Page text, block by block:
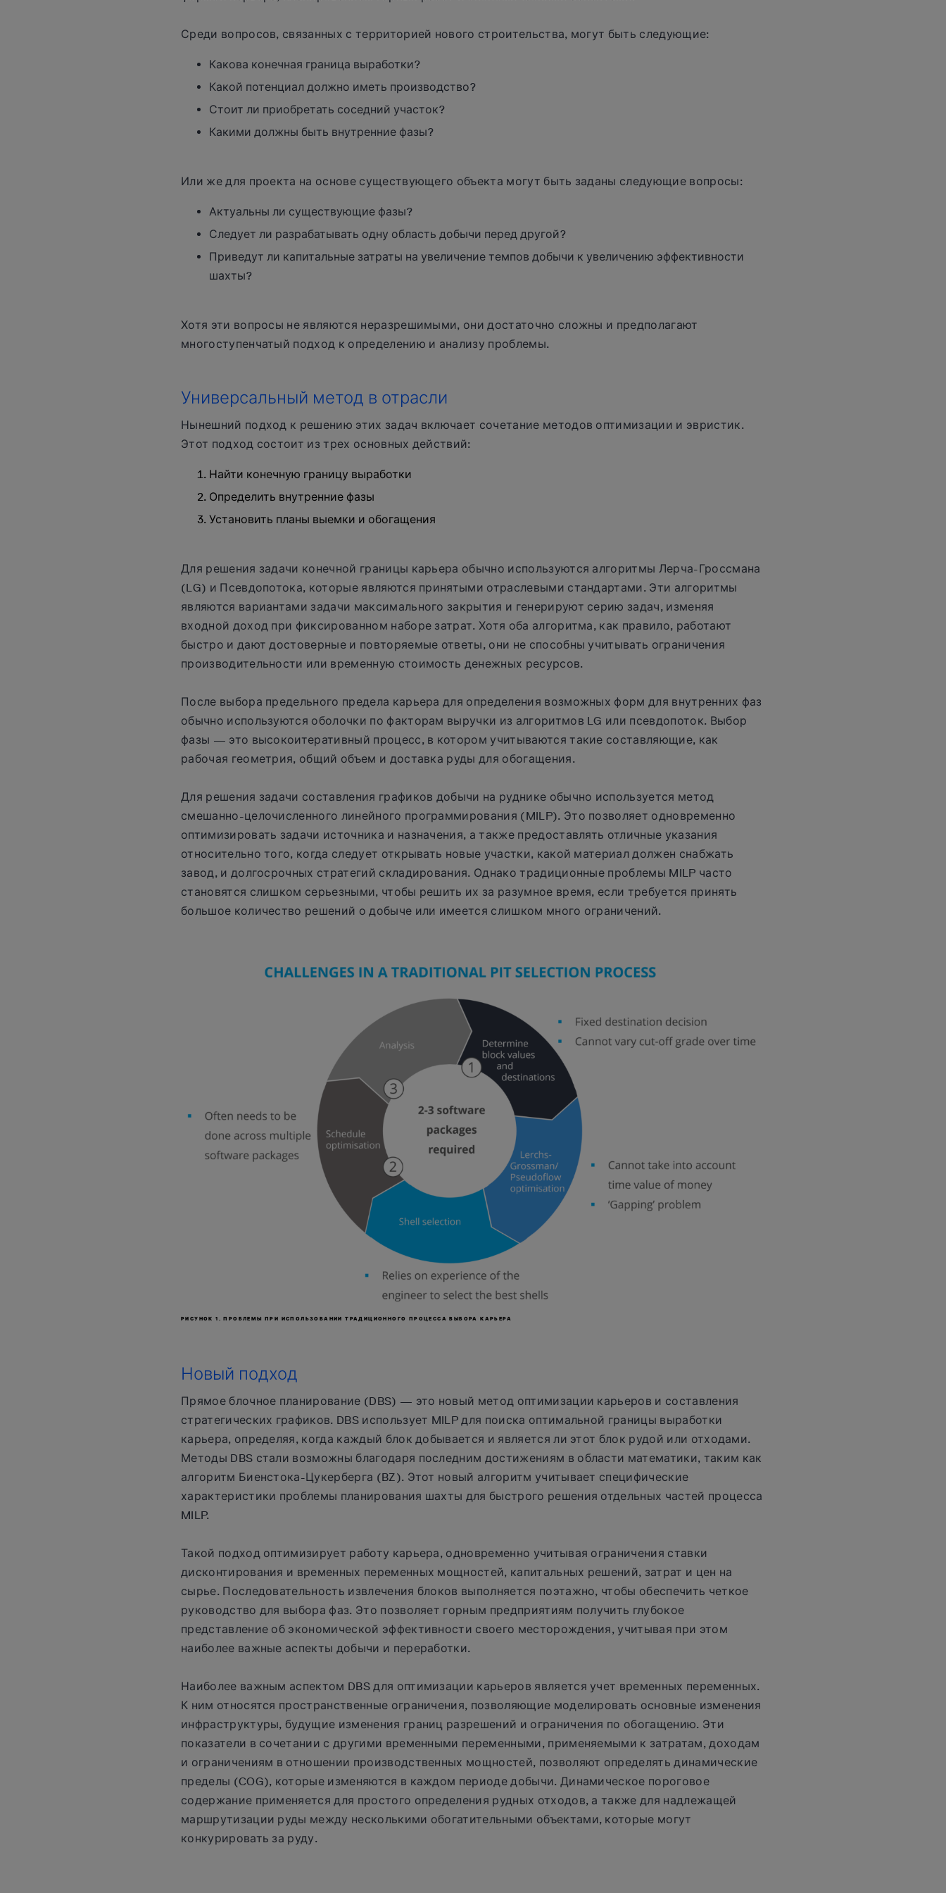
Среди вопросов, связанных с территорией нового строительства, могут быть следующие:
Какова конечная граница выработки?
Какой потенциал должно иметь производство?
Стоит ли приобретать соседний участок?
Какими должны быть внутренние фазы?
Или же для проекта на основе существующего объекта могут быть заданы следующие вопросы:
Актуальны ли существующие фазы?
Следует ли разрабатывать одну область добычи перед другой?
Приведут ли капитальные затраты на увеличение темпов добычи к увеличению эффективности
шахты?
Хотя эти вопросы не являются неразрешимыми, они достаточно сложны и предполагают
многоступенчатый подход к определению и анализу проблемы.
Универсальный метод в отрасли
Нынешний подход к решению этих задач включает сочетание методов оптимизации и эвристик.
Этот подход состоит из трех основных действий:
Найти конечную границу выработки
Определить внутренние фазы
Установить планы выемки и обогащения
Для решения задачи конечной границы карьера обычно используются алгоритмы Лерча-Гроссмана
(LG) и Псевдопотока, которые являются принятыми отраслевыми стандартами. Эти алгоритмы
являются вариантами задачи максимального закрытия и генерируют серию задач, изменяя
входной доход при фиксированном наборе затрат. Хотя оба алгоритма, как правило, работают
быстро и дают достоверные и повторяемые ответы, они не способны учитывать ограничения
производительности или временную стоимость денежных ресурсов.
После выбора предельного предела карьера для определения возможных форм для внутренних фаз
обычно используются оболочки по факторам выручки из алгоритмов LG или псевдопоток. Выбор
фазы — это высокоитеративный процесс, в котором учитываются такие составляющие, как
рабочая геометрия, общий объем и доставка руды для обогащения.
Для решения задачи составления графиков добычи на руднике обычно используется метод
смешанно-целочисленного линейного программирования (MILP). Это позволяет одновременно
оптимизировать задачи источника и назначения, а также предоставлять отличные указания
относительно того, когда следует открывать новые участки, какой материал должен снабжать
завод, и долгосрочных стратегий складирования. Однако традиционные проблемы MILP часто
становятся слишком серьезными, чтобы решить их за разумное время, если требуется принять
большое количество решений о добыче или имеется слишком много ограничений.
РИСУНОК 1. ПРОБЛЕМЫ ПРИ ИСПОЛЬЗОВАНИИ ТРАДИЦИОННОГО ПРОЦЕССА ВЫБОРА КАРЬЕРА
Новый подход
Прямое блочное планирование (DBS) — это новый метод оптимизации карьеров и составления
стратегических графиков. DBS использует MILP для поиска оптимальной границы выработки
карьера, определяя, когда каждый блок добывается и является ли этот блок рудой или отходами.
Методы DBS стали возможны благодаря последним достижениям в области математики, таким как
алгоритм Биенстока-Цукерберга (BZ). Этот новый алгоритм учитывает специфические
характеристики проблемы планирования шахты для быстрого решения отдельных частей процесса
MILP.
Такой подход оптимизирует работу карьера, одновременно учитывая ограничения ставки
дисконтирования и временных переменных мощностей, капитальных решений, затрат и цен на
сырье. Последовательность извлечения блоков выполняется поэтажно, чтобы обеспечить четкое
руководство для выбора фаз. Это позволяет горным предприятиям получить глубокое
представление об экономической эффективности своего месторождения, учитывая при этом
наиболее важные аспекты добычи и переработки.
Наиболее важным аспектом DBS для оптимизации карьеров является учет временных переменных.
К ним относятся пространственные ограничения, позволяющие моделировать основные изменения
инфраструктуры, будущие изменения границ разрешений и ограничения по обогащению. Эти
показатели в сочетании с другими временными переменными, применяемыми к затратам, доходам
и ограничениям в отношении производственных мощностей, позволяют определять динамические
пределы (COG), которые изменяются в каждом периоде добычи. Динамическое пороговое
содержание применяется для простого определения рудных отходов, а также для надлежащей
маршрутизации руды между несколькими обогатительными объектами, которые могут
конкурировать за руду.